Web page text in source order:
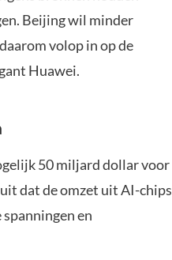
Beijing wil minder
volop in op de
Huawei.
50 miljard dollar voor
dat de omzet uit AI-chips
en